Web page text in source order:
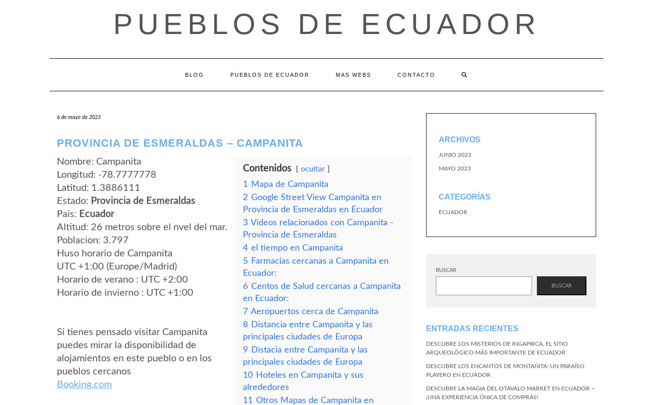
PUEBLOS DE ECUADOR
BLOG PUEBLOS DE ECUADOR MAS WEBS CONTACTO
6 de mayo de 2023
PROVINCIA DE ESMERALDAS – CAMPANITA
Nombre: Campanita
Longitud: -78.7777778
Latitud: 1.3886111
Estado: Provincia de Esmeraldas
Pais: Ecuador
Altitud: 26 metros sobre el nvel del mar.
Poblacion: 3.797
Huso horario de Campanita
UTC +1:00 (Europe/Madrid)
Horario de verano : UTC +2:00
Horario de invierno : UTC +1:00
Si tienes pensado visitar Campanita
puedes mirar la disponibilidad de
alojamientos en este pueblo o en los
pueblos cercanos
Booking.com
Contenidos ocultar
1
Mapa de Campanita
2 Google Street View Campanita en
Provincia de Esmeraldas en Ecuador
3 Vídeos relacionados con Campanita -
Provincia de Esmeraldas
4 el tiempo en Campanita
5 Farmacias cercanas a Campanita en
Ecuador:
6 Centos de Salud cercanas a Campanita
en Ecuador:
7 Aeropuertos cerca de Campanita
8 Distancia entre Campanita y las
principales ciudades de Europa
9 Distacia entre Campanita y las
principales ciudades de Europa
10 Hoteles en Campanita y sus
alrededores
11 Otros Mapas de Campanita en
ARCHIVOS
JUNIO 2023
MAYO 2023
CATEGORÍAS
ECUADOR
BUSCAR
BUSCAR
ENTRADAS RECIENTES
DESCUBRE LOS MISTERIOS DE INGAPIRCA, EL SITIO
ARQUEOLÓGICO MÁS IMPORTANTE DE ECUADOR
DESCUBRE LOS ENCANTOS DE MONTAÑITA: UN PARAÍSO
PLAYERO EN ECUADOR
DESCUBRE LA MAGIA DEL OTAVALO MARKET EN ECUADOR –
¡UNA EXPERIENCIA ÚNICA DE COMPRAS!